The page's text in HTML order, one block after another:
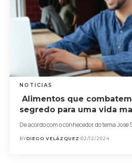
NOTICIAS
Alimentos que
segredo para uma vida
De acordo com o conhecedor do tema Jose
BYDIEGO VELÁZQUEZ 02/12/2024